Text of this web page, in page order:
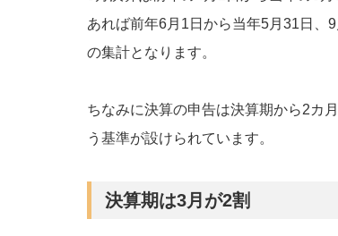
あれば前年6月1日から当年5月31日、
の集計となります。
ちなみに決算の申告は決算期から2カ
う基準が設けられています。
決算期は3月が2割